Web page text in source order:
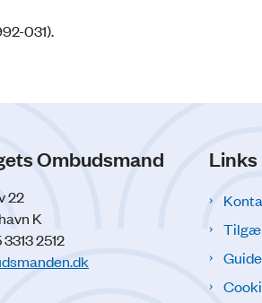
031).
Ombudsmand
22
K
2512
Links